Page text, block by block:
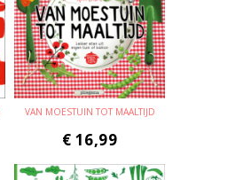
VAN MOESTUIN TOT MAALTIJD
€ 16,99